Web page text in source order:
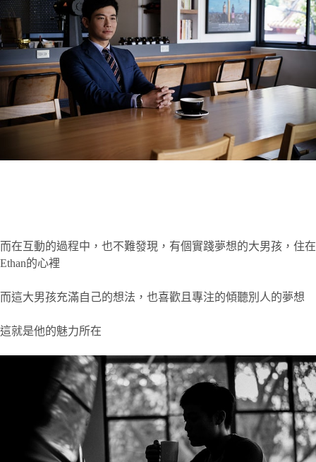
而在互動的過程中，也不難發現，有個實踐夢想的大男孩，住在
Ethan的心裡
而這大男孩充滿自己的想法，也喜歡且專注的傾聽別人的夢想
這就是他的魅力所在